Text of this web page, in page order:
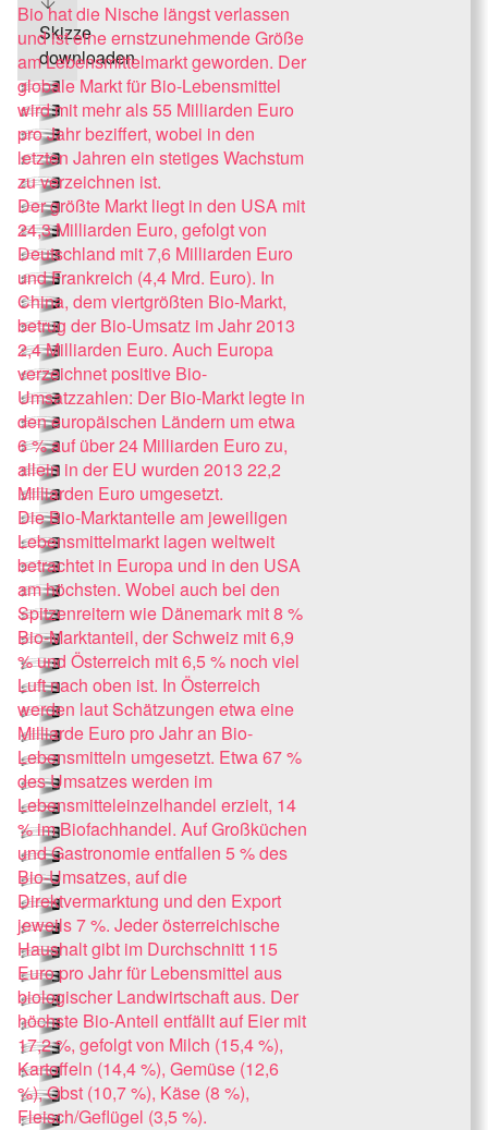
Skizze
downloaden
Bio hat die Nische längst verlassen
und ist eine ernstzunehmende Größe
am Lebensmittelmarkt geworden. Der
globale Markt für Bio-Lebensmittel
wird mit mehr als 55 Milliarden Euro
pro Jahr beziffert, wobei in den
letzten Jahren ein stetiges Wachstum
zu verzeichnen ist.
Der größte Markt liegt in den USA mit
24,3 Milliarden Euro, gefolgt von
Deutschland mit 7,6 Milliarden Euro
und Frankreich (4,4 Mrd. Euro). In
China, dem viertgrößten Bio-Markt,
betrug der Bio-Umsatz im Jahr 2013
2,4 Milliarden Euro. Auch Europa
verzeichnet positive Bio-
Umsatzzahlen: Der Bio-Markt legte in
den europäischen Ländern um etwa
6 % auf über 24 Milliarden Euro zu,
allein in der EU wurden 2013 22,2
Milliarden Euro umgesetzt.
Die Bio-Marktanteile am jeweiligen
Lebensmittelmarkt lagen weltweit
betrachtet in Europa und in den USA
am höchsten. Wobei auch bei den
Spitzenreitern wie Dänemark mit 8 %
Bio-Marktanteil, der Schweiz mit 6,9
% und Österreich mit 6,5 % noch viel
Luft nach oben ist. In Österreich
werden laut Schätzungen etwa eine
Milliarde Euro pro Jahr an Bio-
Lebensmitteln umgesetzt. Etwa 67 %
des Umsatzes werden im
Lebensmitteleinzelhandel erzielt, 14
% im Biofachhandel. Auf Großküchen
und Gastronomie entfallen 5 % des
Bio-Umsatzes, auf die
Direktvermarktung und den Export
jeweils 7 %. Jeder österreichische
Haushalt gibt im Durchschnitt 115
Euro pro Jahr für Lebensmittel aus
biologischer Landwirtschaft aus. Der
höchste Bio-Anteil entfällt auf Eier mit
17,2 %, gefolgt von Milch (15,4 %),
Kartoffeln (14,4 %), Gemüse (12,6
%), Obst (10,7 %), Käse (8 %),
Fleisch/Geflügel (3,5 %).